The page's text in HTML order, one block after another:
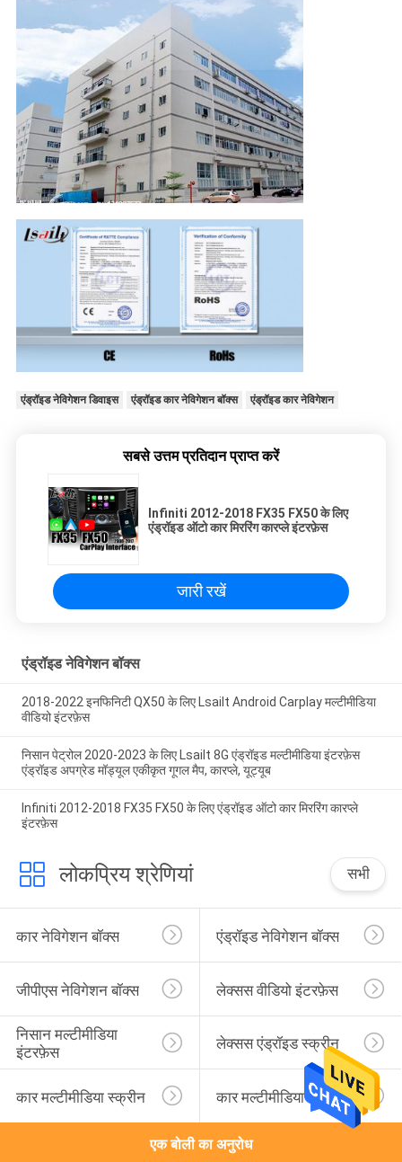
एंड्रॉइड नेविगेशन डिवाइस एंड्रॉइड कार नेविगेशन बॉक्स एंड्रॉइड कार नेविगेशन
सबसे उत्तम प्रतिदान प्राप्त करें
Infiniti 2012-2018 FX35 FX50 के लिए
एंड्रॉइड ऑटो कार मिररिंग कारप्ले इंटरफ़ेस
जारी रखें
एंड्रॉइड नेविगेशन बॉक्स
2018-2022 इनफिनिटी QX50 के लिए Lsailt Android Carplay मल्टीमीडिया
वीडियो इंटरफ़ेस
निसान पेट्रोल 2020-2023 के लिए Lsailt 8G एंड्रॉइड मल्टीमीडिया इंटरफ़ेस
एंड्रॉइड अपग्रेड मॉड्यूल एकीकृत गूगल मैप, कारप्ले, यूट्यूब
Infiniti 2012-2018 FX35 FX50 के लिए एंड्रॉइड ऑटो कार मिररिंग कारप्ले
इंटरफ़ेस
लोकप्रिय श्रेणियां सभी
कार नेविगेशन बॉक्स एंड्रॉइड नेविगेशन बॉक्स
जीपीएस नेविगेशन बॉक्स लेक्सस वीडियो इंटरफ़ेस
निसान मल्टीमीडिया
इंटरफ़ेस
लेक्सस एंड्रॉइड स्क्रीन
कार मल्टीमीडिया स्क्रीन कार मल्टीमीडिया डिस्प्ले
एक बोली का अनुरोध